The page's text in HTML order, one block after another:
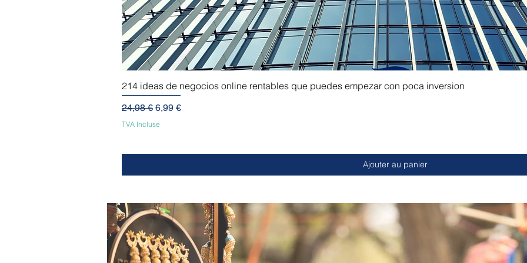
214 ideas de negocios online rentables que puedes empezar con poca inversion
Prix original
24,98 € Prix promotionnel
6,99 €
TVA Incluse
Ajouter au panier